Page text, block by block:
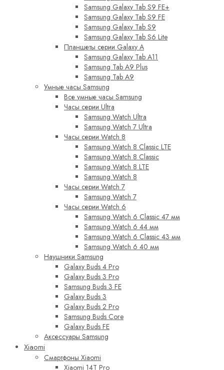
Samsung Galaxy Tab S9 FE+
Samsung Galaxy Tab S9 FE
Samsung Galaxy Tab S9
Samsung Galaxy Tab S6 Lite
Планшеты серии Galaxy A
Samsung Galaxy Tab A11
Samsung Tab A9 Plus
Samsung Tab A9
Умные часы Samsung
Все умные часы Samsung
Часы серии Ultra
Samsung Watch Ultra
Samsung Watch 7 Ultra
Часы серии Watch 8
Samsung Watch 8 Classic LTE
Samsung Watch 8 Classic
Samsung Watch 8 LTE
Samsung Watch 8
Часы серии Watch 7
Samsung Watch 7
Часы серии Watch 6
Samsung Watch 6 Classic 47 мм
Samsung Watch 6 44 мм
Samsung Watch 6 Classic 43 мм
Samsung Watch 6 40 мм
Наушники Samsung
Galaxy Buds 4 Pro
Galaxy Buds 3 Pro
Samsung Buds 3 FE
Galaxy Buds 3
Galaxy Buds 2 Pro
Samsung Buds Core
Galaxy Buds FE
Аксессуары Samsung
Xiaomi
Смартфоны Xiaomi
Xiaomi 14T Pro